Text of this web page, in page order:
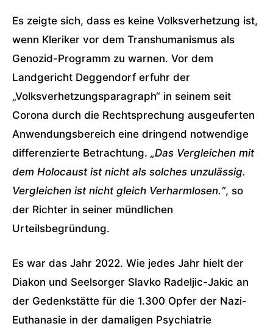
Es zeigte sich, dass es keine Volksverhetzung ist,
wenn Kleriker vor dem Transhumanismus als
Genozid-Programm zu warnen. Vor dem
Landgericht Deggendorf erfuhr der
„Volksverhetzungsparagraph“ in seinem seit
Corona durch die Rechtsprechung ausgeuferten
Anwendungsbereich eine dringend notwendige
differenzierte Betrachtung. „Das Vergleichen mit
dem Holocaust ist nicht als solches unzulässig.
Vergleichen ist nicht gleich Verharmlosen.“, so
der Richter in seiner mündlichen
Urteilsbegründung.
Es war das Jahr 2022. Wie jedes Jahr hielt der
Diakon und Seelsorger Slavko Radeljic-Jakic an
der Gedenkstätte für die 1.300 Opfer der Nazi-
Euthanasie in der damaligen Psychiatrie